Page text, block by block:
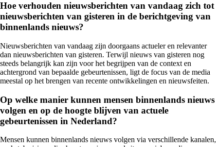
Hoe verhouden nieuwsberichten van vandaag zich tot
nieuwsberichten van gisteren in de berichtgeving van
binnenlands nieuws?
Nieuwsberichten van vandaag zijn doorgaans actueler en relevanter
dan nieuwsberichten van gisteren. Terwijl nieuws van gisteren nog
steeds belangrijk kan zijn voor het begrijpen van de context en
achtergrond van bepaalde gebeurtenissen, ligt de focus van de media
meestal op het brengen van recente ontwikkelingen en nieuwsfeiten.
Op welke manier kunnen mensen binnenlands nieuws
volgen en op de hoogte blijven van actuele
gebeurtenissen in Nederland?
Mensen kunnen binnenlands nieuws volgen via verschillende kanalen,